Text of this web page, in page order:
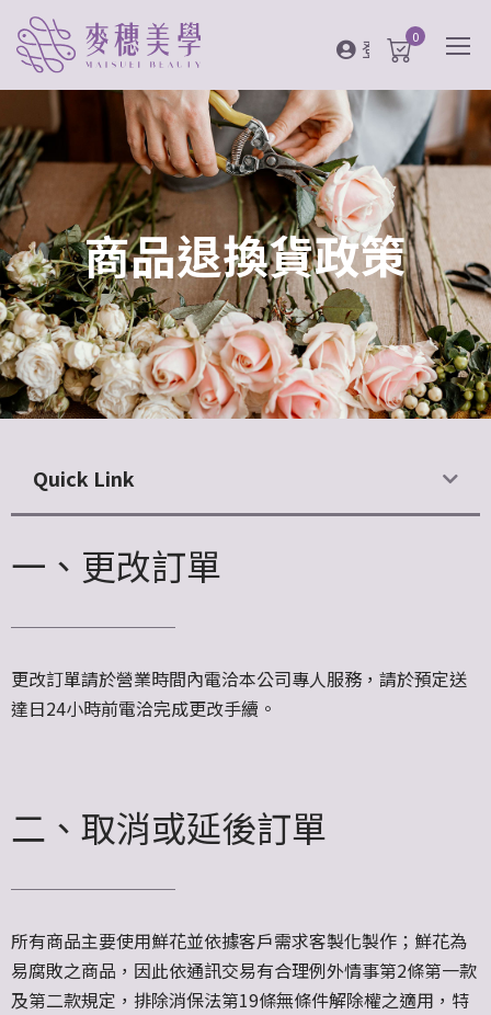
登入 0
商品退換貨政策
Quick Link
一、更改訂單
更改訂單請於營業時間內電洽本公司專人服務，請於預定送
達日24小時前電洽完成更改手續。
二、取消或延後訂單
所有商品主要使用鮮花並依據客戶需求客製化製作；鮮花為
易腐敗之商品，因此依通訊交易有合理例外情事第2條第一款
及第二款規定，排除消保法第19條無條件解除權之適用，特